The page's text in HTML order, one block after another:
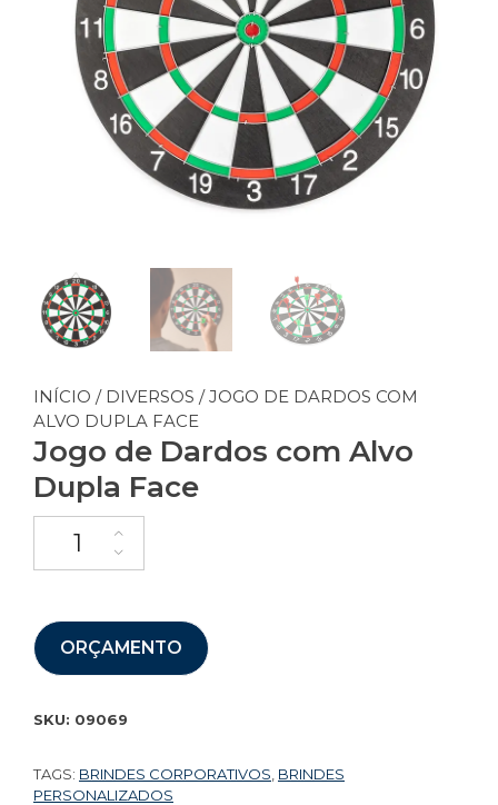
INÍCIO / DIVERSOS / JOGO DE DARDOS COM
ALVO DUPLA FACE
Jogo de Dardos com Alvo
Dupla Face
ORÇAMENTO
SKU: 09069
TAGS: BRINDES CORPORATIVOS BRINDES
PERSONALIZADOS